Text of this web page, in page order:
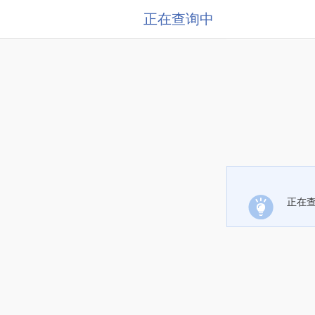
正在查询中
正在